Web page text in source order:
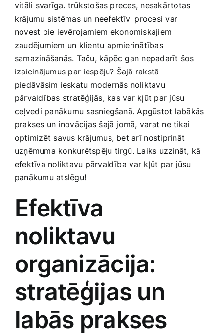
Preces pieaugušajiem
Rotaļlietas, bērnu preces
Smaržas, kosmētika
Sports, tūrisms un atpūta
TV un Sadzīves tehnika
Zoo preces
vitāli svarīga.‌ trūkstošas preces, nesakārtotas
‌krājumu sistēmas un neefektīvi procesi var
novest pie ievērojamiem ekonomiskajiem‍
zaudējumiem un ​klientu apmierinātības​
samazināšanās. Taču, kāpēc gan nepadarīt šos
izaicinājumus par⁢ iespēju?‍ Šajā rakstā
piedāvāsim ieskatu modernās noliktavu
pārvaldības stratēģijās,⁢ kas var kļūt par jūsu
⁤ceļvedi panākumu sasniegšanā. Apgūstot labākās
prakses un inovācijas šajā jomā, varat ne tikai
optimizēt savus krājumus, bet arī⁣ nostiprināt
uzņēmuma konkurētspēju tirgū. Laiks uzzināt,⁢ kā
efektīva noliktavu pārvaldība⁢ var kļūt par ‌jūsu​
panākumu ‍atslēgu!
Efektīva
noliktavu
organizācija:​
stratēģijas un
labās ‍prakses